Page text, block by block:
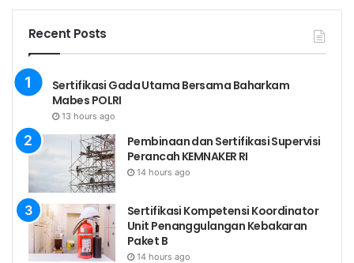
disediakan)
Peserta wajib mengikuti seluruh kegiatan
sertifikasi dari awal sampai selesai
MATERI Sertifikasi Ahli K3
Umum KEMNAKER RI
Kebijakan K3, Prinsip Dasar K3
Undang-Undang No.1 Tahun 1970 Tentang
Keselamatan Kerja
Panitia Pembina Keselamatan dan Kesehatan
Recent Posts
Sertifikasi Gada Utama Bersama Baharkam
Mabes POLRI
13 hours ago
Pembinaan dan Sertifikasi Supervisi
Perancah KEMNAKER RI
14 hours ago
Sertifikasi Kompetensi Koordinator
Unit Penanggulangan Kebakaran
Paket B
14 hours ago